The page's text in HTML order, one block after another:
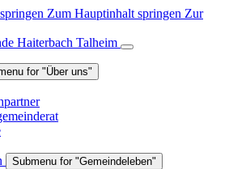
Zum Hauptinhalt springen Zur
for "Über uns"
Submenu for "Gemeindeleben"